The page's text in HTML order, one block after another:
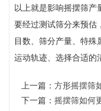
以上就是影响摇摆筛
要经过测试筛分来预估
目数、筛分产量、特
运动轨迹、选择合适的
上一篇： 方形摇摆筛
下一篇： 摇摆筛如何